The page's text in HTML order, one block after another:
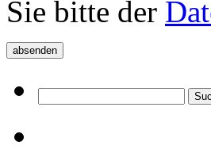
Sie bitte der